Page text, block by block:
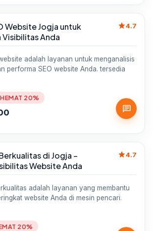
Website Jogja untuk
Anda
star4.7
adalah layanan untuk menganalisis
performa SEO website Anda. tersedia
HEMAT 20%
chat
di Jogja –
Website Anda
star4.7
adalah layanan yang membantu
website Anda di mesin pencari.
20%